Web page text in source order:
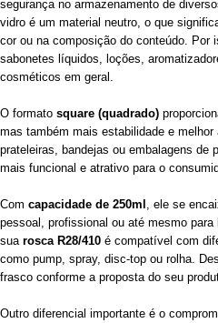
segurança no armazenamento de
vidro é um material neutro, o que
cor ou na composição do conteúdo. Por
sabonetes líquidos, loções,
cosméticos em geral.
O formato square (quadrado)
mas também mais estabilidade e
prateleiras, bandejas ou embalagens de
mais funcional e atrativo para o
Com capacidade de 250ml , ele se
pessoal, profissional ou até mesmo
sua rosca R28/410 é compatível com
como pump, spray, disc-top ou rolha.
frasco conforme a proposta do seu
Outro diferencial importante é o